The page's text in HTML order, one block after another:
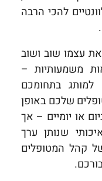
להכי הרבה
עצמו שוב ושוב
משמעותיות –
למותג בתחומכם
שלכם באופן
או יומיים – אך
שנותן ערך
קהל המטופלים